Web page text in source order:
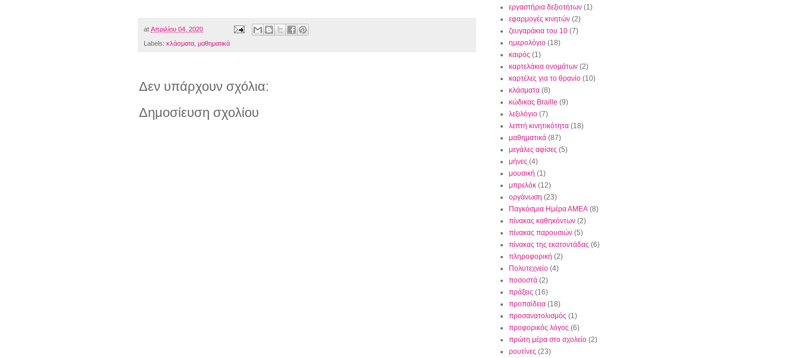
at Απριλίου 04, 2020
Labels: κλάσματα μαθηματικά
Δεν υπάρχουν σχόλια:
Δημοσίευση σχολίου
εργαστήρια δεξιοτήτων (1)
εφαρμογές κινητών (2)
ζευγαράκια του 10 (7)
ημερολόγιο (18)
καιρός (1)
καρτελάκια ονομάτων (2)
καρτέλες για το θρανίο (10)
κλάσματα (8)
κώδικας Braille (9)
λεξιλόγιο (7)
λεπτή κινητικότητα (18)
μαθηματικά (87)
μεγάλες αφίσες (5)
μήνες (4)
μουσική (1)
μπρελόκ (12)
οργάνωση (23)
Παγκόσμια Ημέρα ΑΜΕΑ (8)
πίνακας καθηκόντων (2)
πίνακας παρουσιών (5)
πίνακας της εκατοντάδας (6)
πληροφορική (2)
Πολυτεχνείο (4)
ποσοστά (2)
πράξεις (16)
προπαίδεια (18)
προσανατολισμός (1)
προφορικός λόγος (6)
πρώτη μέρα στο σχολείο (2)
ρουτίνες (23)